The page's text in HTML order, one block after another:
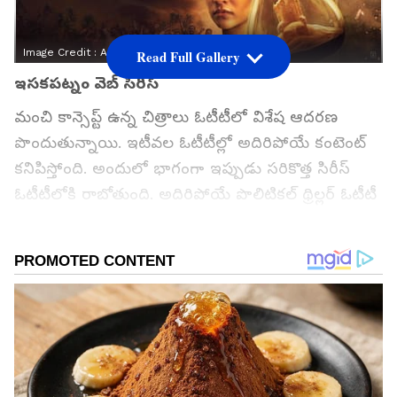
Image Credit : Asianet News
ఇసకపట్నం వెబ్‌ సిరీస్‌
మంచి కాన్సెప్ట్ ఉన్న చిత్రాలు ఓటీటీలో విశేష ఆదరణ
పొందుతున్నాయి. ఇటీవల ఓటీటీల్లో అదిరిపోయే కంటెంట్‌
కనిపిస్తోంది. అందులో భాగంగా ఇప్పుడు సరికొత్త సిరీస్‌
ఓటీటీలోకి రాబోతుంది. అదిరిపోయే పొలిటికల్‌ థ్రిల్లర్‌ ఓటీటీ
ఐశ్వర్యా రాజేష్‌, సముద్రఖని ప్రధాన పాత్రలో నటించిన ఈ
సిరీస్‌లో సునీల్‌, నరేష్‌ అగస్త్య, సుధాకర్‌ కోమాకుల వంటి
వారు ఇతర పాత్రలు పోషిస్తున్నారు.
గూగుల్‌లో ఆసక్తికరమైన సమాచారం కోసం ఏసియానెట్ తెలుగు
ను మీ ఫ్రిఫర్డ్ సోర్స్ గా ఎంచుకోండి
Read Full Gallery